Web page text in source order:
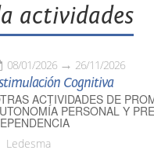
actividades
08/01/2026 26/11/2026
Cognitiva
ACTIVIDADES DE
PERSONAL Y
Ledesma